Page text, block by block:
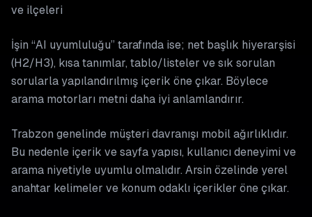
ve ilçeleri
İşin “AI uyumluluğu” tarafında ise; net başlık hiyerarşisi
(H2/H3), kısa tanımlar, tablo/listeler ve sık sorulan
sorularla yapılandırılmış içerik öne çıkar. Böylece
arama motorları metni daha iyi anlamlandırır.
Trabzon genelinde müşteri davranışı mobil ağırlıklıdır.
Bu nedenle içerik ve sayfa yapısı, kullanıcı deneyimi ve
arama niyetiyle uyumlu olmalıdır. Arsin özelinde yerel
anahtar kelimeler ve konum odaklı içerikler öne çıkar.